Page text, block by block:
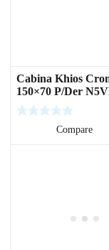
Cabina Khios
150×70 P/Der
Compare